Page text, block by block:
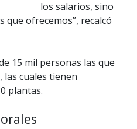
los salarios, sino
que ofrecemos”, recalcó
15 mil personas las que
las cuales tienen
plantas.